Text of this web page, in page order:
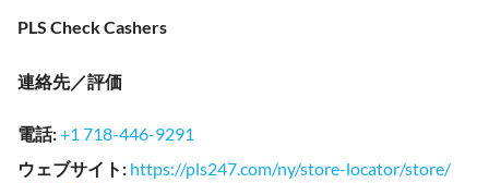
PLS Check Cashers
連絡先／評価
電話:+1 718-446-9291
ウェブサイト : https://pls247.com/ny/store-locator/store/